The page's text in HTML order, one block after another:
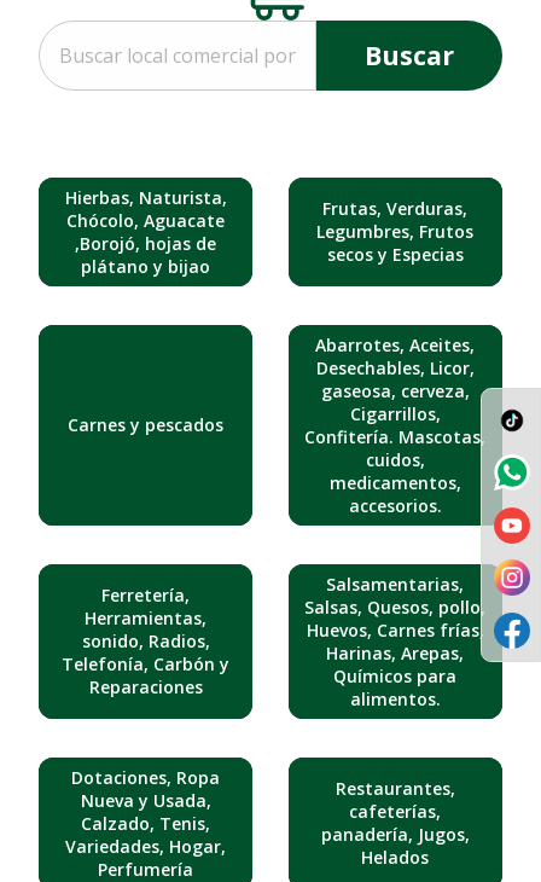
Buscar
Hierbas, Naturista,
Chócolo, Aguacate
,Borojó, hojas de
plátano y bijao
Frutas, Verduras,
Legumbres, Frutos
secos y Especias
Carnes y pescados
Abarrotes, Aceites,
Desechables, Licor,
gaseosa, cerveza,
Cigarrillos,
Confitería. Mascotas,
cuidos,
medicamentos,
accesorios.
Ferretería,
Herramientas,
sonido, Radios,
Telefonía, Carbón y
Reparaciones
Salsamentarias,
Salsas, Quesos, pollo,
Huevos, Carnes frías,
Harinas, Arepas,
Químicos para
alimentos.
Dotaciones, Ropa
Nueva y Usada,
Calzado, Tenis,
Variedades, Hogar,
Perfumería
Restaurantes,
cafeterías,
panadería, Jugos,
Helados